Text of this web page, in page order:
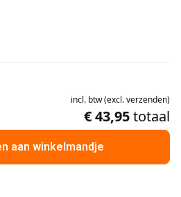
incl. btw(excl.verzenden)
€ 43,95totaal
aan winkelmandje